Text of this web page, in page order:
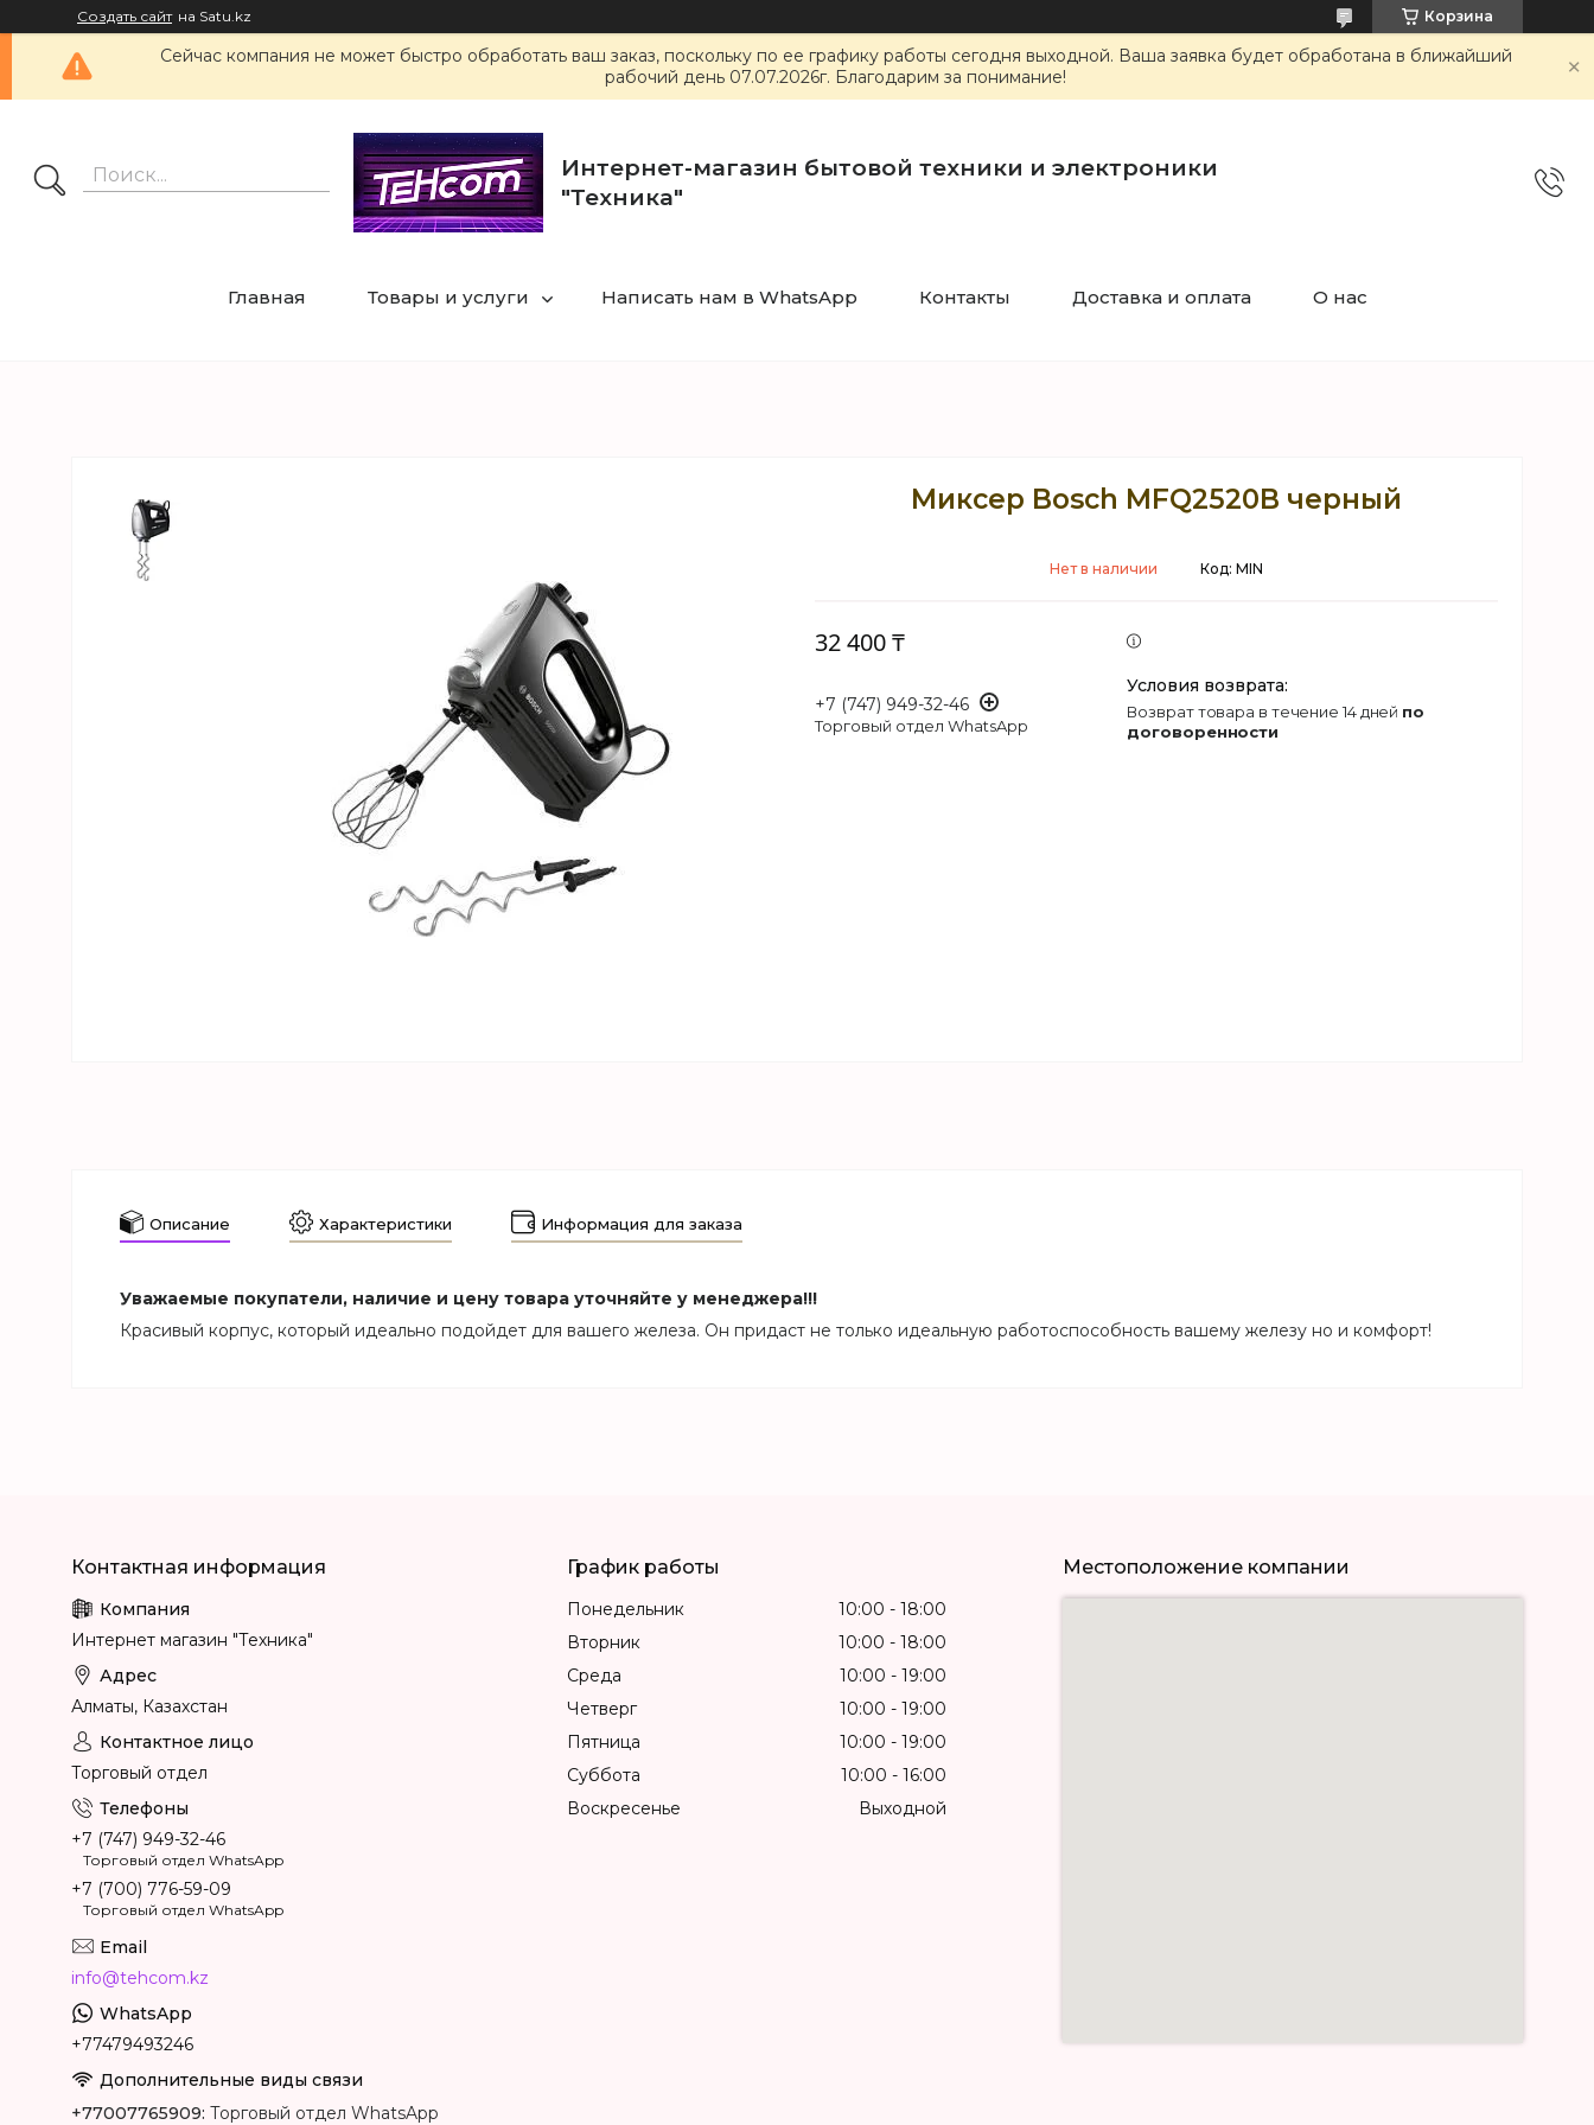
Создать сайт на Satu.kz Корзина
Сейчас компания не может быстро обработать ваш заказ, поскольку по ее графику работы сегодня выходной. Ваша заявка будет обработана в ближайший
рабочий день 07.07.2026г. Благодарим за понимание!
Интернет-магазин бытовой техники и электроники
"Техника"
Главная Товары и услуги Написать нам в WhatsApp Контакты Доставка и оплата О нас
Миксер Bosch MFQ2520B черный
Нет в наличии Код: MIN
32 400 ₸
+7 (747) 949-32-46
Торговый отдел WhatsApp
возврат товара в течение 14 дней по
договоренности
Описание Характеристики Информация для заказа
Уважаемые покупатели, наличие и цену товара уточняйте у менеджера!!!
Красивый корпус, который идеально подойдет для вашего железа. Он придаст не только идеальную работоспособность вашему железу но и комфорт!
Интернет магазин "Техника"
Алматы, Казахстан
Торговый отдел
+7 (747) 949-32-46
Торговый отдел WhatsApp
+7 (700) 776-59-09
Торговый отдел WhatsApp
info@tehcom.kz
+77479493246
+77007765909 Торговый отдел WhatsApp
График работы
Понедельник 10:00
18:00
Вторник
10:00
18:00
Среда
10:00
19:00
Четверг
10:00
19:00
Пятница
10:00
19:00
Суббота
10:00
16:00
Воскресенье
Выходной
Местоположение компании